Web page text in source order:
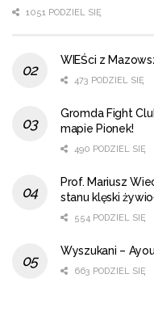
1051 PODZIEL SIĘ
WIEŚci z
473 PODZIEL SIĘ
Gromda Fight
mapie Pionek!
490 PODZIEL SIĘ
Prof. Mariusz
stanu klęski
554 PODZIEL SIĘ
Wyszukani –
663 PODZIEL SIĘ